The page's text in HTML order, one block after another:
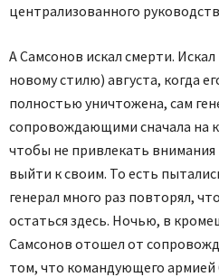
централизованного
А Самсонов искал смерти. Искал
новому стилю) августа, когда
полностью уничтожена, сам
сопровождающими сначала на
чтобы не привлекать внимания
выйти к своим. То есть
генерал много раз повторял,
остаться здесь. Ночью, в
Самсонов отошел от
том, что командующего